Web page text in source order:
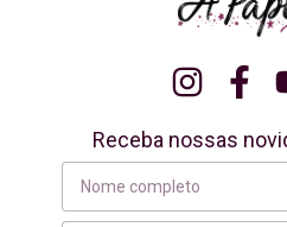
Receba nossas